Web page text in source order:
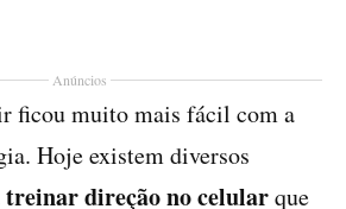
Anúncios
ficou muito mais fácil com a
Hoje existem diversos
direção no celularque